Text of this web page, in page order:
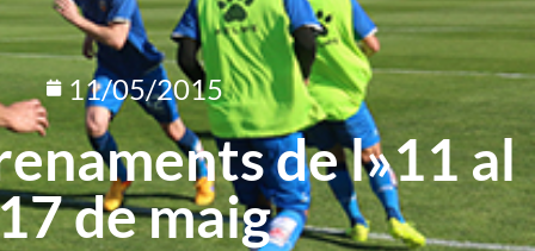
11/05/2015
de l»11 al
de maig